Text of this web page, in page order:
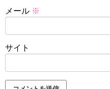
メール ※
サイト